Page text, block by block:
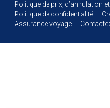
Politique de prix, d’annulation
Politique de confidentialité
Assurance voyage